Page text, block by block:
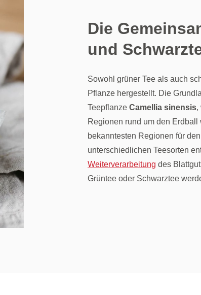
Die
und
Sowohl grüner Tee als auch
Pflanze hergestellt. Die
Teepflanze Camellia sinensis,
Regionen rund um den
bekanntesten Regionen für
unterschiedlichen Teesorten
Weiterverarbeitung des
Grüntee oder Schwarztee